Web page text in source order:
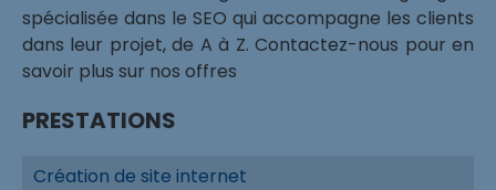
spécialisée dans le SEO qui accompagne les clients
dans leur projet, de A à Z. Contactez-nous pour en
savoir plus sur nos offres
PRESTATIONS
Création de site internet